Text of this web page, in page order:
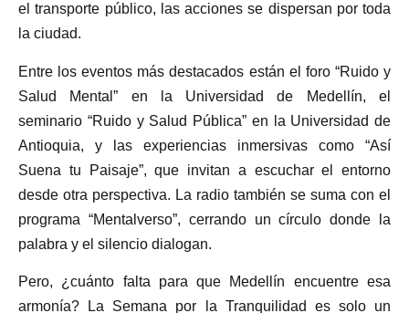
el transporte público, las acciones se dispersan por toda
la ciudad.
Entre los eventos más destacados están el foro “Ruido y
Salud Mental” en la Universidad de Medellín, el
seminario “Ruido y Salud Pública” en la Universidad de
Antioquia, y las experiencias inmersivas como “Así
Suena tu Paisaje”, que invitan a escuchar el entorno
desde otra perspectiva. La radio también se suma con el
programa “Mentalverso”, cerrando un círculo donde la
palabra y el silencio dialogan.
Pero, ¿cuánto falta para que Medellín encuentre esa
armonía? La Semana por la Tranquilidad es solo un